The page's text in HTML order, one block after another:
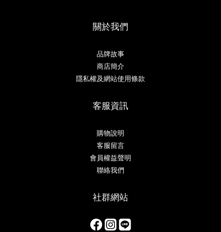
關於我們
品牌故事
商店簡介
隱私權及網站使用條款
客服資訊
購物說明
客服留言
會員權益聲明
聯絡我們
社群網站